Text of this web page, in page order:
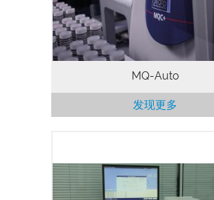
应用，能够减轻技术人员的工作负
他们更好地处理其他工作
MQ-Auto
发现更多
是食品行业中用于衡量食用油和脂
重要特性，对于烘焙、糖果点心和